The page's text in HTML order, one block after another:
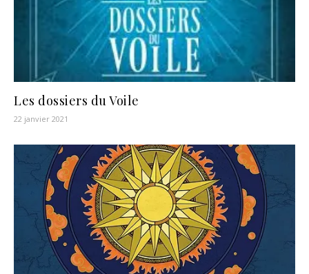
Les dossiers du Voile
22 janvier 2021